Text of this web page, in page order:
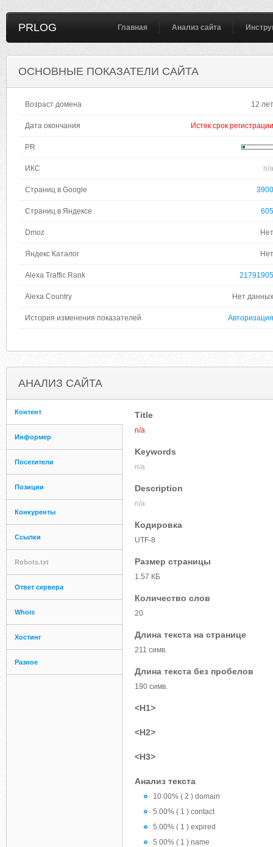
PRLOG Главная Анализ сайта
ОСНОВНЫЕ ПОКАЗАТЕЛИ САЙТА
Возраст домена 12 лет
Дата окончания Истек срок регистрации
PR
ИКС n/a
Страниц в Google 3900
Страниц в Яндексе 605
Dmoz Нет
Яндекс Каталог Нет
Alexa Traffic Rank 21791905
Alexa Country Нет данных
История изменения показателей Авторизация
АНАЛИЗ САЙТА
Контент
Информер
Посетители
Позиции
Конкуренты
Ссылки
Robots.txt
Ответ сервера
Whois
Хостинг
Разное
Title
n/a
Keywords
n/a
Description
n/a
Кодировка
UTF-8
Размер страницы
1.57 КБ
Количество слов
20
Длина текста на странице
211 симв.
Длина текста без пробелов
190 симв.
<H1>
<H2>
<H3>
Анализ текста
10.00% ( 2 ) domain
5.00% ( 1 ) contact
5.00% ( 1 ) expired
5.00% ( 1 ) name